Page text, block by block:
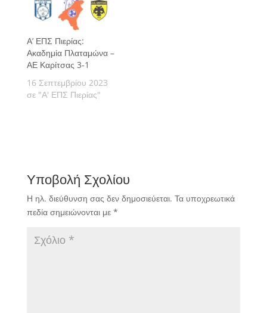
Α’ ΕΠΣ Πιερίας:
Ακαδημία Πλαταμώνα –
ΑΕ Καρίτσας 3-1
16 Σεπτεμβρίου 2023
σε "Α' ΕΠΣ Πιερίας"
Υποβολή Σχολίου
Η ηλ. διεύθυνση σας δεν δημοσιεύεται. Τα υποχρεωτικά
πεδία σημειώνονται με *